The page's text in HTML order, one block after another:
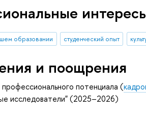
образовании студенческий опыт
и поощрения
профессионального потенциала (
исследователи" (2025–2026)